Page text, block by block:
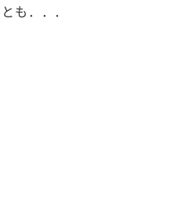
も．．．